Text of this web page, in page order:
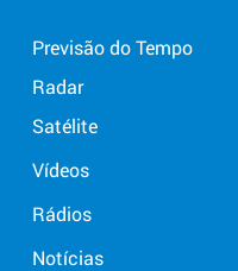
Previsão do Tempo
Radar
Satélite
Vídeos
Rádios
Notícias